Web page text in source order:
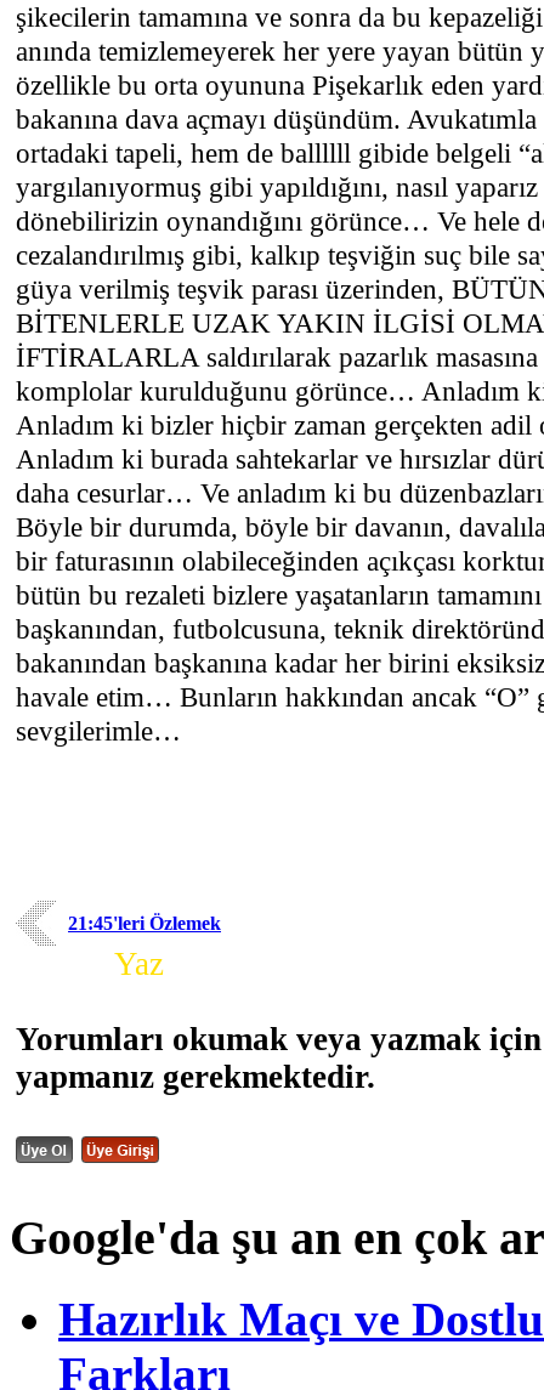
şikecilerin tamamına ve sonra da bu
anında temizlemeyerek her yere yayan bütün
özellikle bu orta oyununa Pişekarlık eden
bakanına dava açmayı düşündüm.
ortadaki tapeli, hem de ballllll gibide belgeli
yargılanıyormuş gibi yapıldığını, nasıl
dönebilirizin oynandığını görünce… Ve hele
cezalandırılmış gibi, kalkıp teşviğin suç bile
güya verilmiş teşvik parası üzerinden,
BİTENLERLE UZAK YAKIN İLGİSİ
İFTİRALARLA saldırılarak pazarlık
komplolar kurulduğunu görünce… Anladım
Anladım ki bizler hiçbir zaman gerçekten adil
Anladım ki burada sahtekarlar ve hırsızlar
daha cesurlar… Ve anladım ki bu
Böyle bir durumda, böyle bir davanın,
bir faturasının olabileceğinden açıkçası
bütün bu rezaleti bizlere yaşatanların
başkanından, futbolcusuna, teknik
bakanından başkanına kadar her birini
havale etim… Bunların hakkından ancak
sevgilerimle…
21:45'leri Özlemek
Yaz
Yorumları okumak veya yazmak
yapmanız gerekmektedir.
Google'da şu an en çok
Hazırlık Maçı ve
Farkları